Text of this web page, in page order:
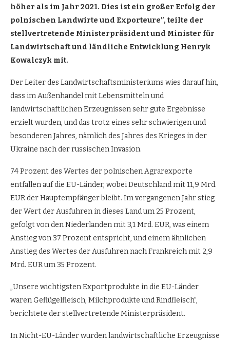
höher als im Jahr 2021. Dies ist ein großer Erfolg der
polnischen Landwirte und Exporteure”, teilte der
stellvertretende Ministerpräsident und Minister für
Landwirtschaft und ländliche Entwicklung Henryk
Kowalczyk mit.
Der Leiter des Landwirtschaftsministeriums wies darauf hin,
dass im Außenhandel mit Lebensmitteln und
landwirtschaftlichen Erzeugnissen sehr gute Ergebnisse
erzielt wurden, und das trotz eines sehr schwierigen und
besonderen Jahres, nämlich des Jahres des Krieges in der
Ukraine nach der russischen Invasion.
74 Prozent des Wertes der polnischen Agrarexporte
entfallen auf die EU-Länder, wobei Deutschland mit 11,9 Mrd.
EUR der Hauptempfänger bleibt. Im vergangenen Jahr stieg
der Wert der Ausfuhren in dieses Land um 25 Prozent,
gefolgt von den Niederlanden mit 3,1 Mrd. EUR, was einem
Anstieg von 37 Prozent entspricht, und einem ähnlichen
Anstieg des Wertes der Ausfuhren nach Frankreich mit 2,9
Mrd. EUR um 35 Prozent.
„Unsere wichtigsten Exportprodukte in die EU-Länder
waren Geflügelfleisch, Milchprodukte und Rindfleisch”,
berichtete der stellvertretende Ministerpräsident.
In Nicht-EU-Länder wurden landwirtschaftliche Erzeugnisse